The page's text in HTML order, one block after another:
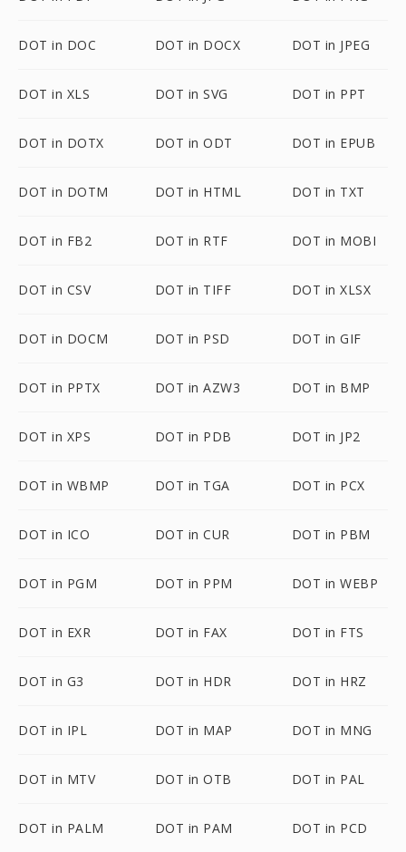
DOT in DOC DOT in DOCX DOT in JPEG
DOT in XLS DOT in SVG DOT in PPT
DOT in DOTX DOT in ODT DOT in EPUB
DOT in DOTM DOT in HTML DOT in TXT
DOT in FB2 DOT in RTF DOT in MOBI
DOT in CSV DOT in TIFF DOT in XLSX
DOT in DOCM DOT in PSD DOT in GIF
DOT in PPTX DOT in AZW3 DOT in BMP
DOT in XPS DOT in PDB DOT in JP2
DOT in WBMP DOT in TGA DOT in PCX
DOT in ICO DOT in CUR DOT in PBM
DOT in PGM DOT in PPM DOT in WEBP
DOT in EXR DOT in FAX DOT in FTS
DOT in G3 DOT in HDR DOT in HRZ
DOT in IPL DOT in MAP DOT in MNG
DOT in MTV DOT in OTB DOT in PAL
DOT in PALM DOT in PAM DOT in PCD